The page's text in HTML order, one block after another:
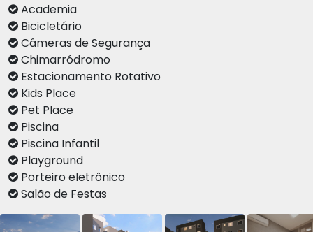
Academia
Bicicletário
Câmeras de Segurança
Chimarródromo
Estacionamento Rotativo
Kids Place
Pet Place
Piscina
Piscina Infantil
Playground
Porteiro eletrônico
Salão de Festas